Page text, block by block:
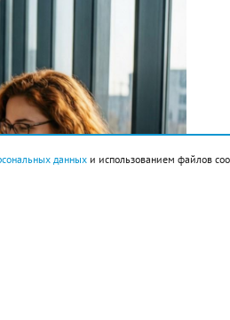
данныхи использованием файлов